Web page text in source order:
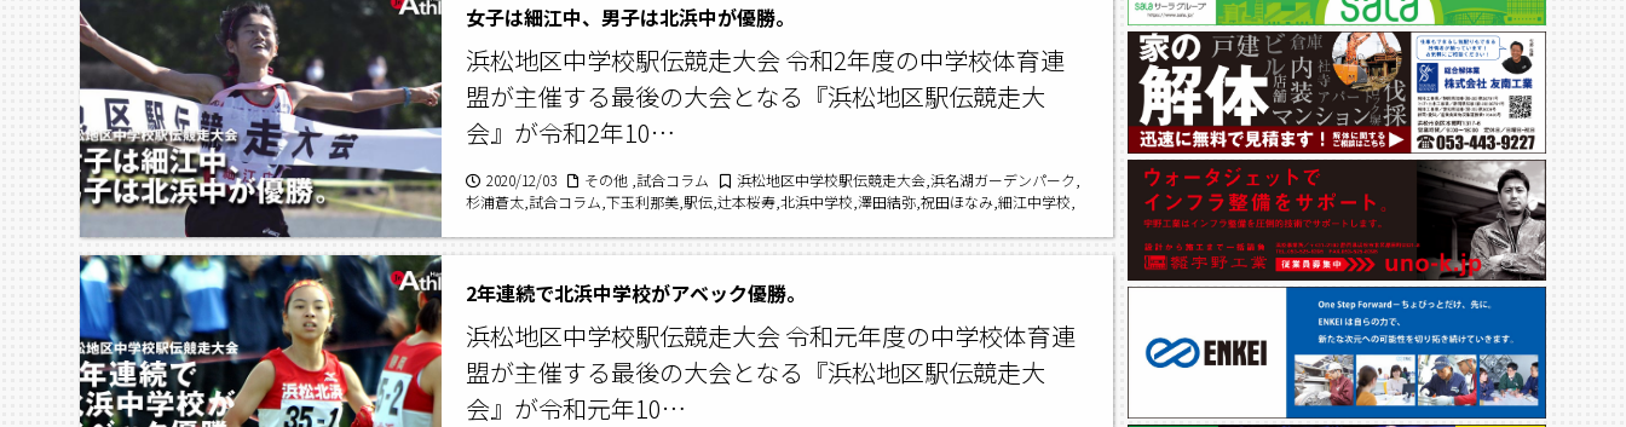
女子は細江中、男子は北浜中が優勝。
浜松地区中学校駅伝競走大会 令和2年度の中学校体育連
盟が主催する最後の大会となる『浜松地区駅伝競走大
会』が令和2年10…
2020/12/03 その他 ,試合コラム
浜松地区中学校駅伝競走大会,浜名湖ガーデンパーク,
杉浦蒼太,試合コラム,下玉利那美,駅伝,辻本桜寿,北浜中学校,澤田結弥,祝田ほなみ,細江中学校,
2年連続で北浜中学校がアベック優勝。
浜松地区中学校駅伝競走大会 令和元年度の中学校体育連
盟が主催する最後の大会となる『浜松地区駅伝競走大
会』が令和元年10…